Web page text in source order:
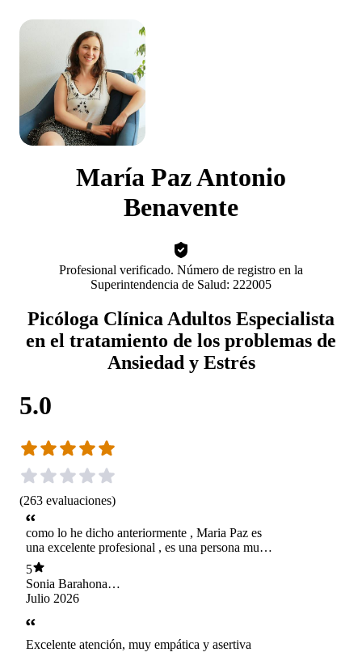
María Paz Antonio
Benavente
Profesional verificado. Número de registro en la
Superintendencia de Salud: 222005
Picóloga Clínica Adultos Especialista
en el tratamiento de los problemas de
Ansiedad y Estrés
5.0
(263 evaluaciones)
como lo he dicho anteriormente , Maria Paz es
una excelente profesional , es una persona muy
grata , respetuosa ,con escucha activa y propone
estrategias adecuadas a las necesidades de su
paciente , ma ha ayudado mucho . Muy
agradecida de su atención.
5
Sonia Barahona
Gonzalez
Julio 2026
Excelente atención, muy empática y asertiva